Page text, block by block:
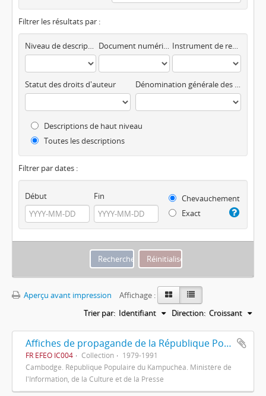
Filtrer les résultats par :
Niveau de description Document numérisé disponible Instrument de recherche
Statut des droits d'auteur Dénomination générale des documents
Descriptions de haut niveau
Toutes les descriptions
Filtrer par dates :
Début Fin
Chevauchement
Exact
Aperçu avant impression
Affichage :
Trier par: Identifiant Direction: Croissant
Affiches de propagande de la République Populaire du Kampuchéa
FR EFEO IC004 Collection
1979-1991
Cambodge. République Populaire du Kampuchéa. Ministère de
l'Information, de la Culture et de la Presse